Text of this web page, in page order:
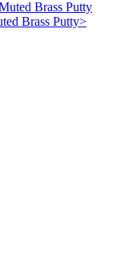
Brass Putty>